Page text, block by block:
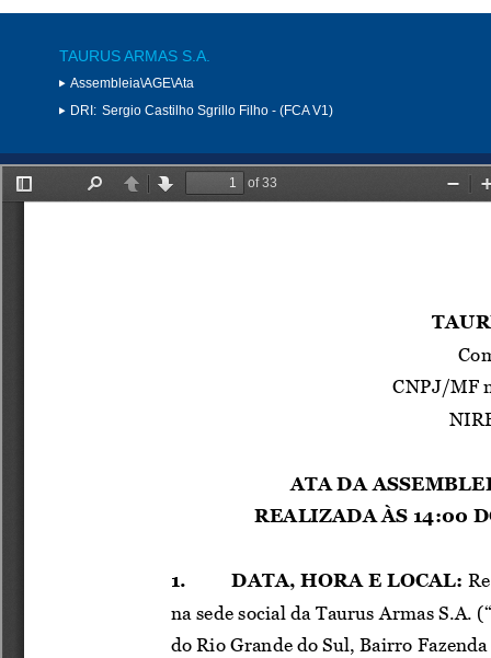
TAURUS ARMAS S.A.
Assembleia\AGE\Ata
DRI: Sergio Castilho Sgrillo Filho - (FCA V1)